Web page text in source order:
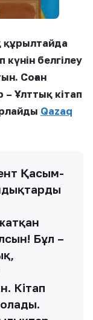
құрылтайда
белгілеу
Соған
– Ұлттық кітап
Qazaq
Қасым-
Бұл –
Кітап